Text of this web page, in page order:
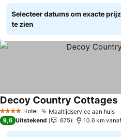
Selecteer datums om exacte
te zien
4 SterrenHotel Maaltijdservice aan huis
Decoy Country Cottages
9,6 Uitstekend 675 10.6 km